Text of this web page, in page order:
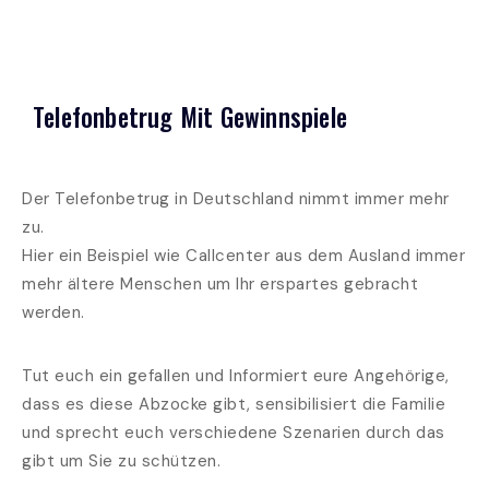
Telefonbetrug Mit Gewinnspiele
Der Telefonbetrug in Deutschland nimmt immer mehr
zu.
Hier ein Beispiel wie Callcenter aus dem Ausland immer
mehr ältere Menschen um Ihr erspartes gebracht
werden.
Tut euch ein gefallen und Informiert eure Angehörige,
dass es diese Abzocke gibt, sensibilisiert die Familie
und sprecht euch verschiedene Szenarien durch das
gibt um Sie zu schützen.